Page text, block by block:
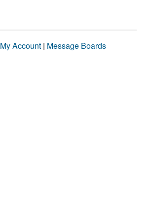
My Account | Message Boards